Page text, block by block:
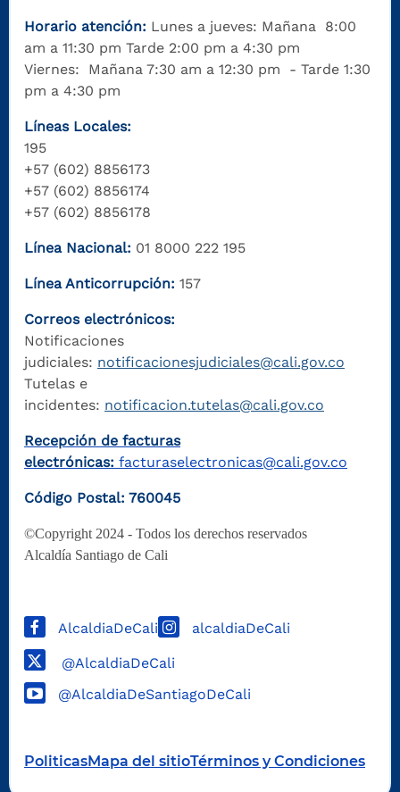
Horario atención: Lunes a jueves: Mañana 8:00
am a 11:30 pm Tarde 2:00 pm a 4:30 pm
Viernes: Mañana 7:30 am a 12:30 pm - Tarde 1:30
pm a 4:30 pm
Líneas Locales:
195
+57 (602) 8856173
+57 (602) 8856174
+57 (602) 8856178
Línea Nacional: 01 8000 222 195
Línea Anticorrupción: 157
Correos electrónicos:
Notificaciones
judiciales: notificacionesjudiciales@cali.gov.co
Tutelas e
incidentes: notificacion.tutelas@cali.gov.co
Recepción de facturas
electrónicas: facturaselectronicas@cali.gov.co
Código Postal: 760045
©Copyright 2024 - Todos los derechos reservados
Alcaldía Santiago de Cali
AlcaldiaDeCali alcaldiaDeCali
@AlcaldiaDeCali
@AlcaldiaDeSantiagoDeCali
PoliticasMapa del sitioTérminos y Condiciones